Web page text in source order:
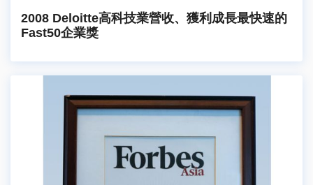
2008 Deloitte高科技業營收、獲利成長最快速的
Fast50企業獎